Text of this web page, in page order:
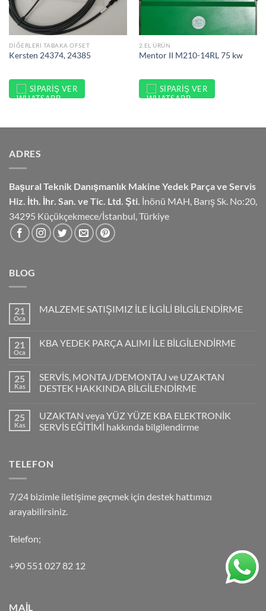
DIĞERLERI TABAKA OFSET
Kersten 24374, 24385
SIPARIŞ VER
2.EL ÜRÜN
Mentor II M210-14RL 75 kw
SIPARIŞ VER
ADRES
Başural Teknik Danışmanlık Makine Yedek Parça ve Servis
Hiz. İth. İhr. San. ve Tic. Ltd. Şti. İnönü MAH, Barış Sk. No:20,
34295 Küçükçekmece/İstanbul, Türkiye
BLOG
21
Oca
MALZEME SATIŞIMIZ İLE İLGİLİ BİLGİLENDİRME
21
Oca
KBA YEDEK PARÇA ALIMI İLE BİLGİLENDİRME
25
Kas
SERVİS, MONTAJ/DEMONTAJ ve UZAKTAN
DESTEK HAKKINDA BİLGİLENDİRME
25
Kas
UZAKTAN veya YÜZ YÜZE KBA ELEKTRONİK
SERVİS EĞİTİMİ hakkında bilgilendirme
TELEFON
7/24 bizimle iletişime geçmek için destek hattımızı
arayabilirsiniz.
Telefon;
+90 551 027 82 12
MAİL